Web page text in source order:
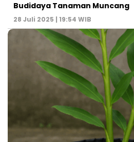
Budidaya Tanaman Muncang
28 Juli 2025 | 19:54 WIB